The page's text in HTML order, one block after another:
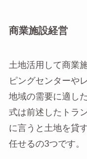
商業施設経営
土地活用して商業
ピングセンターや
地域の需要に適し
式は前述したトラ
に言うと土地を貸
任せるの3つです。